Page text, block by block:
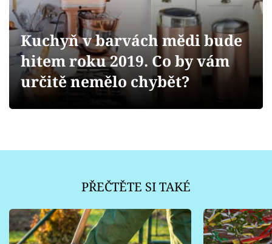
Přihlášení
Sledujte nás
Kuchyň v barvách mědi bude
hitem roku 2019. Co by vám
určitě nemělo chybět?
PŘEČTĚTE SI TAKÉ